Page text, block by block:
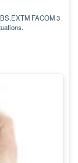
FACOM 3